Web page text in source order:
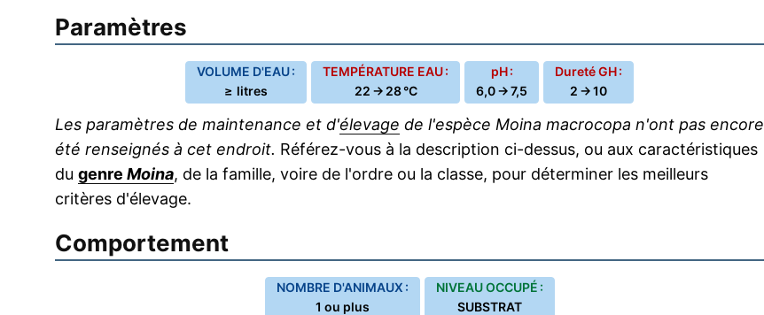
Paramètres
VOLUME D'EAU :
≥ litres
TEMPÉRATURE EAU :
22 → 28 °C
pH :
6,0 → 7,5
Dureté GH :
2 → 10
Les paramètres de maintenance et d'élevage de l'espèce Moina macrocopa n'ont pas encore
été renseignés à cet endroit. Référez-vous à la description ci-dessus, ou aux caractéristiques
du genre Moina, de la famille, voire de l'ordre ou la classe, pour déterminer les meilleurs
critères d'élevage.
Comportement
NOMBRE D'ANIMAUX :
1 ou plus
NIVEAU OCCUPÉ :
SUBSTRAT